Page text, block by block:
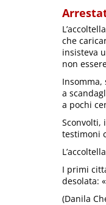
che
insisteva
non
Insomma,
a
a pochi
Sconvolti,
testimoni
I primi
desolata:
(Danila